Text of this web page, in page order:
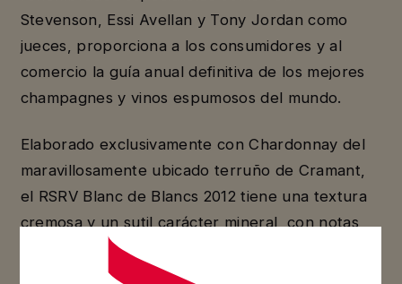
Stevenson, Essi Avellan y Tony Jordan como
jueces, proporciona a los consumidores y al
comercio la guía anual definitiva de los mejores
champagnes y vinos espumosos del mundo.
Elaborado exclusivamente con Chardonnay del
maravillosamente ubicado terruño de Cramant,
el RSRV Blanc de Blancs 2012 tiene una textura
cremosa y un sutil carácter mineral, con notas
perfumadas de cítricos, flores frescas y frutas.